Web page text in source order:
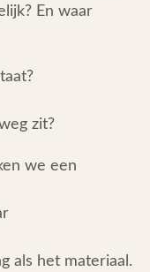
En waar
zit?
we een
als het materiaal.